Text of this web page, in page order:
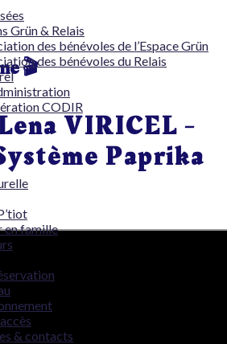
Grün & Relais
des bénévoles de l’Espace Grün
des bénévoles du Relais
CODIR
en famille
& contacts
🎬
VIRICEL -
Paprika